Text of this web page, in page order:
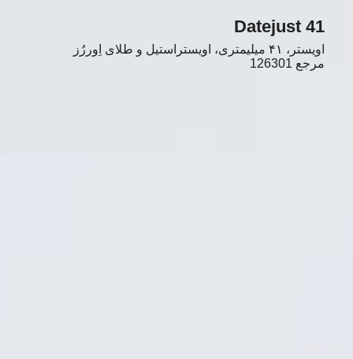
Datejust 41
اویستر، ۴۱ میلیمتری، اویستراستیل و طلای اِوررُز
مرجع 126301